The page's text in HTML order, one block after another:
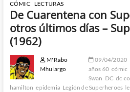
CÓMIC LECTURAS
De Cuarentena con
otros últimos días –
(1962)
M'Rabo
Mhulargo
09/04/2020
años 60 cómic
Swan DC dc
hamilton epidemia Legión de Superheroes